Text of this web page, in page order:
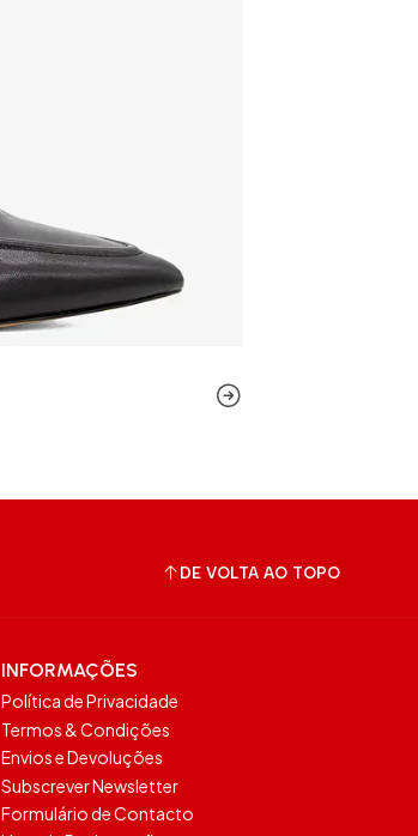
DE VOLTA AO TOPO
INFORMAÇÕES
Política de Privacidade
Termos & Condições
Envios e Devoluções
Subscrever Newsletter
Formulário de Contacto